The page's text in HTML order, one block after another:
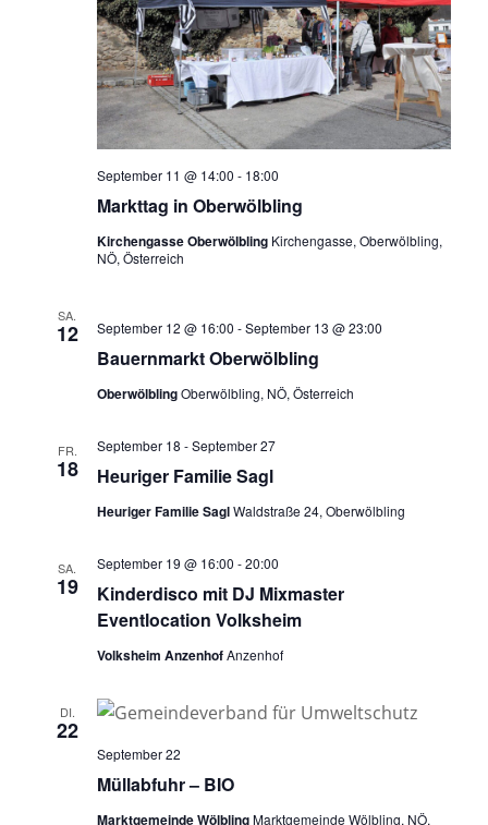
Markttag in Oberwölbling
September 11 @ 14:00 - 18:00
Kirchengasse Oberwölbling Kirchengasse, Oberwölbling,
NÖ, Österreich
SA.
12
Bauernmarkt Oberwölbling
September 12 @ 16:00 -September 13 @ 23:00
OberwölblingOberwölbling, NÖ, Österreich
FR.
18 Heuriger Familie Sagl
September 18 -September 27
Heuriger Familie SaglWaldstraße 24, Oberwölbling
SA.
19
Kinderdisco mit DJ Mixmaster
Eventlocation Volksheim
September 19 @ 16:00 -20:00
Volksheim AnzenhofAnzenhof
DI.
22
Müllabfuhr – BIO
September 22
Marktgemeinde WölblingMarktgemeinde Wölbling, NÖ,